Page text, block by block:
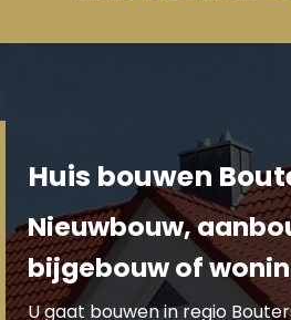
Huis bouwen
Nieuwbouw,
bijgebouw of
U gaat bouwen in regio